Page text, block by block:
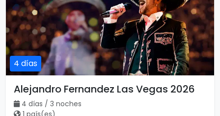
4 días
Alejandro Fernandez Las Vegas 2026
4 días / 3 noches
1 país(es)